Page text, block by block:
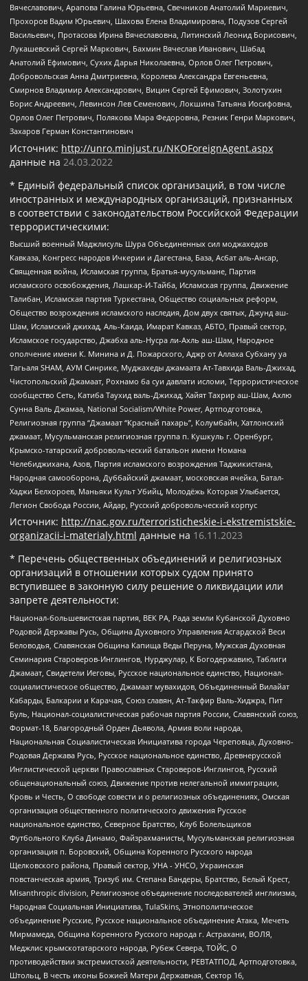
Вячеславович, Арапова Галина Юрьевна, Свечников Анатолий Мариевич,
Прохоров Вадим Юрьевич, Шахова Елена Владимировна, Подузов Сергей
Васильевич, Протасова Ирина Вячеславовна, Литинский Леонид Борисович,
Лукашевский Сергей Маркович, Бахмин Вячеслав Иванович, Шабад
Анатолий Ефимович, Сухих Дарья Николаевна, Орлов Олег Петрович,
Добровольская Анна Дмитриевна, Королева Александра Евгеньевна,
Смирнов Владимир Александрович, Вицин Сергей Ефимович, Золотухин
Борис Андреевич, Левинсон Лев Семенович, Локшина Татьяна Иосифовна,
Орлов Олег Петрович, Полякова Мара Федоровна, Резник Генри Маркович,
Захаров Герман Константинович
Источник: http://unro.minjust.ru/NKOForeignAgent.aspx
данные на 24.03.2022
* Единый федеральный список организаций, в том числе
иностранных и международных организаций, признанных
в соответствии с законодательством Российской Федерации
террористическими:
Высший военный Маджлисуль Шура Объединенных сил моджахедов
Кавказа, Конгресс народов Ичкерии и Дагестана, База, Асбат аль-Ансар,
Священная война, Исламская группа, Братья-мусульмане, Партия
исламского освобождения, Лашкар-И-Тайба, Исламская группа, Движение
Талибан, Исламская партия Туркестана, Общество социальных реформ,
Общество возрождения исламского наследия, Дом двух святых, Джунд аш-
Шам, Исламский джихад, Аль-Каида, Имарат Кавказ, АБТО, Правый сектор,
Исламское государство, Джабха аль-Нусра ли-Ахль аш-Шам, Народное
ополчение имени К. Минина и Д. Пожарского, Аджр от Аллаха Субхану уа
Тагьаля SHAM, АУМ Синрике, Муджахеды джамаата Ат-Тавхида Валь-Джихад,
Чистопольский Джамаат, Рохнамо ба суи давлати исломи, Террористическое
сообщество Сеть, Катиба Таухид валь-Джихад, Хайят Тахрир аш-Шам, Ахлю
Сунна Валь Джамаа, National Socialism/White Power, Артподготовка,
Религиозная группа “Джамаат “Красный пахарь”, Колумбайн, Хатлонский
джамаат, Мусульманская религиозная группа п. Кушкуль г. Оренбург,
Крымско-татарский добровольческий батальон имени Номана
Челебиджихана, Азов, Партия исламского возрождения Таджикистана,
Народная самооборона, Дуббайский джамаат, московская ячейка, Батал-
Хаджи Белхороев, Маньяки Культ Убийц, Молодёжь Которая Улыбается,
Легион Свобода России, Айдар, Русский добровольческий корпус
Источник: http://nac.gov.ru/terroristicheskie-i-ekstremistskie-
organizacii-i-materialy.html данные на 16.11.2023
* Перечень общественных объединений и религиозных
организаций в отношении которых судом принято
вступившее в законную силу решение о ликвидации или
запрете деятельности:
Национал-большевистская партия, ВЕК РА, Рада земли Кубанской Духовно
Родовой Державы Русь, Община Духовного Управления Асгардской Веси
Беловодья, Славянская Община Капища Веды Перуна, Мужская Духовная
Семинария Староверов-Инглингов, Нурджулар, К Богодержавию, Таблиги
Джамаат, Свидетели Иеговы, Русское национальное единство, Национал-
социалистическое общество, Джамаат мувахидов, Объединенный Вилайат
Кабарды, Балкарии и Карачая, Союз славян, Ат-Такфир Валь-Хиджра, Пит
Буль, Национал-социалистическая рабочая партия России, Славянский союз,
Формат-18, Благородный Орден Дьявола, Армия воли народа,
Национальная Социалистическая Инициатива города Череповца, Духовно-
Родовая Держава Русь, Русское национальное единство, Древнерусской
Инглистической церкви Православных Староверов-Инглингов, Русский
общенациональный союз, Движение против нелегальной иммиграции,
Кровь и Честь, О свободе совести и о религиозных объединениях, Омская
организация общественного политического движения Русское
национальное единство, Северное Братство, Клуб Болельщиков
Футбольного Клуба Динамо, Файзрахманисты, Мусульманская религиозная
организация п. Боровский, Община Коренного Русского народа
Щелковского района, Правый сектор, УНА - УНСО, Украинская
повстанческая армия, Тризуб им. Степана Бандеры, Братство, Белый Крест,
Misanthropic division, Религиозное объединение последователей инглиизма,
Народная Социальная Инициатива, TulaSkins, Этнополитическое
объединение Русские, Русское национальное объединение Атака, Мечеть
Мирмамеда, Община Коренного Русского народа г. Астрахани, ВОЛЯ,
Меджлис крымскотатарского народа, Рубеж Севера, ТОЙС, О
противодействии экстремистской деятельности, РЕВТАТПОД, Артподготовка,
Штольц, В честь иконы Божией Матери Державная, Сектор 16,